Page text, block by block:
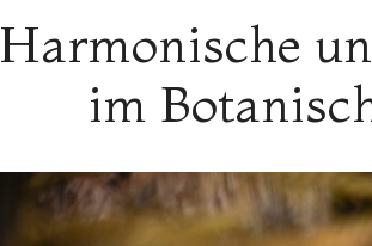
Harmonische
im